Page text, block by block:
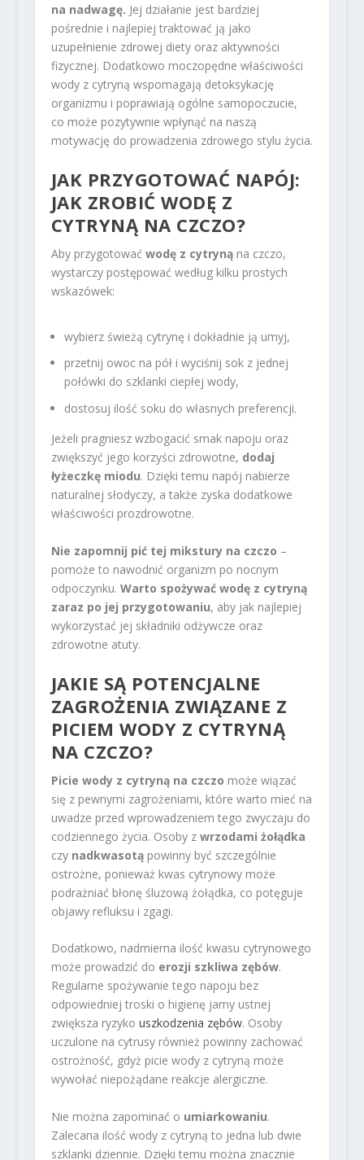
na nadwagę. Jej działanie jest bardziej
pośrednie i najlepiej traktować ją jako
uzupełnienie zdrowej diety oraz aktywności
fizycznej. Dodatkowo moczopędne właściwości
wody z cytryną wspomagają detoksykację
organizmu i poprawiają ogólne samopoczucie,
co może pozytywnie wpłynąć na naszą
motywację do prowadzenia zdrowego stylu życia.
JAK PRZYGOTOWAĆ NAPÓJ:
JAK ZROBIĆ WODĘ Z
CYTRYNĄ NA CZCZO?
Aby przygotować wodę z cytrynąna czczo,
wystarczy postępować według kilku prostych
wskazówek:
wybierz świeżą cytrynę i dokładnie ją umyj,
przetnij owoc na pół i wyciśnij sok z jednej
połówki do szklanki ciepłej wody,
dostosuj ilość soku do własnych preferencji.
Jeżeli pragniesz wzbogacić smak napoju oraz
zwiększyć jego korzyści zdrowotne, dodaj
łyżeczkę miodu. Dzięki temu napój nabierze
naturalnej słodyczy, a także zyska dodatkowe
właściwości prozdrowotne.
Nie zapomnij pić tej mikstury na czczo –
pomoże to nawodnić organizm po nocnym
odpoczynku. Warto spożywać wodę z cytryną
zaraz po jej przygotowaniu, aby jak najlepiej
wykorzystać jej składniki odżywcze oraz
zdrowotne atuty.
JAKIE SĄ POTENCJALNE
ZAGROŻENIA ZWIĄZANE Z
PICIEM WODY Z CYTRYNĄ
NA CZCZO?
Picie wody z cytryną na czczo może wiązać
się z pewnymi zagrożeniami, które warto mieć na
uwadze przed wprowadzeniem tego zwyczaju do
codziennego życia. Osoby z wrzodami żołądka
czy nadkwasotąpowinny być szczególnie
ostrożne, ponieważ kwas cytrynowy może
podrażniać błonę śluzową żołądka, co potęguje
objawy refluksu i zgagi.
Dodatkowo, nadmierna ilość kwasu cytrynowego
może prowadzić do erozji szkliwa zębów.
Regularne spożywanie tego napoju bez
odpowiedniej troski o higienę jamy ustnej
zwiększa ryzyko uszkodzenia zębów. Osoby
uczulone na cytrusy również powinny zachować
ostrożność, gdyż picie wody z cytryną może
wywołać niepożądane reakcje alergiczne.
Nie można zapominać o umiarkowaniu.
Zalecana ilość wody z cytryną to jedna lub dwie
szklanki dziennie. Dzięki temu można znacznie